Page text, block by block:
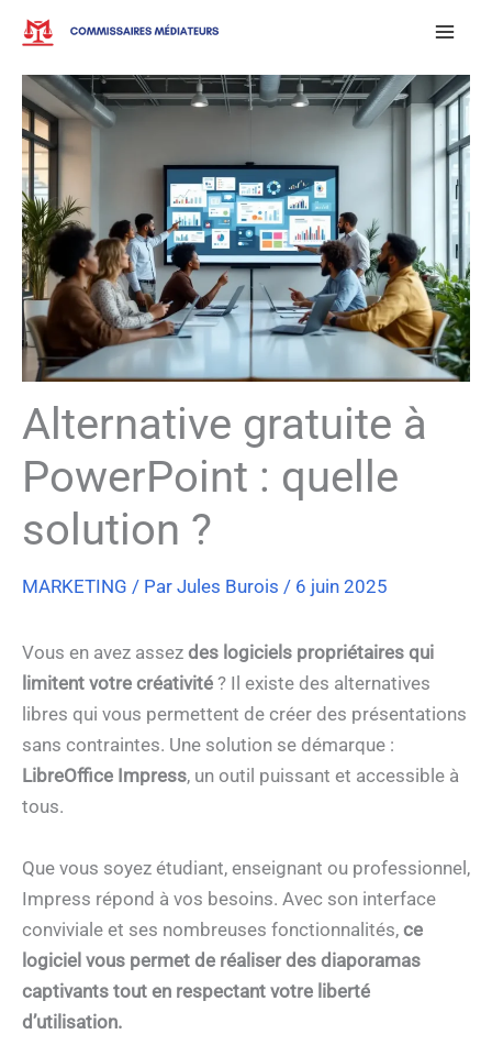
Aller
contenu
Alternative gratuite à
PowerPoint : quelle
solution ?
MARKETING / Par Jules Burois / 6 juin 2025
Vous en avez assez des logiciels propriétaires qui
limitent votre créativité ? Il existe des alternatives
libres qui vous permettent de créer des présentations
sans contraintes. Une solution se démarque :
LibreOffice Impress, un outil puissant et accessible à
tous.
Que vous soyez étudiant, enseignant ou professionnel,
Impress répond à vos besoins. Avec son interface
conviviale et ses nombreuses fonctionnalités, ce
logiciel vous permet de réaliser des diaporamas
captivants tout en respectant votre liberté
d’utilisation.